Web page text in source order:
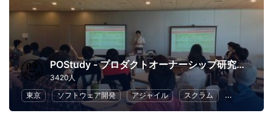
POStudy - プロダクトオーナーシップ研究会 -
3420人
東京
ソフトウェア開発 アジャイル スクラム ビジネス